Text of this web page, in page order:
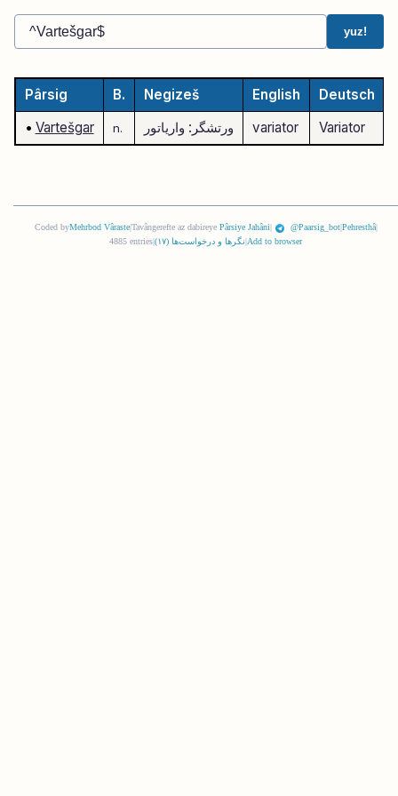
yuz!
Pârsig B. Negizeš English Deutsch
• Vartešgar n. ورتشگر: واریاتور variator Variator
Coded byMehrbod Vâraste|Tavângerefte az dabireye Pârsiye Jahâni| @Paarsig_bot|Pehresthâ|
4885 entries
نگرها و درخواست‌ها (١٧) Add to browser